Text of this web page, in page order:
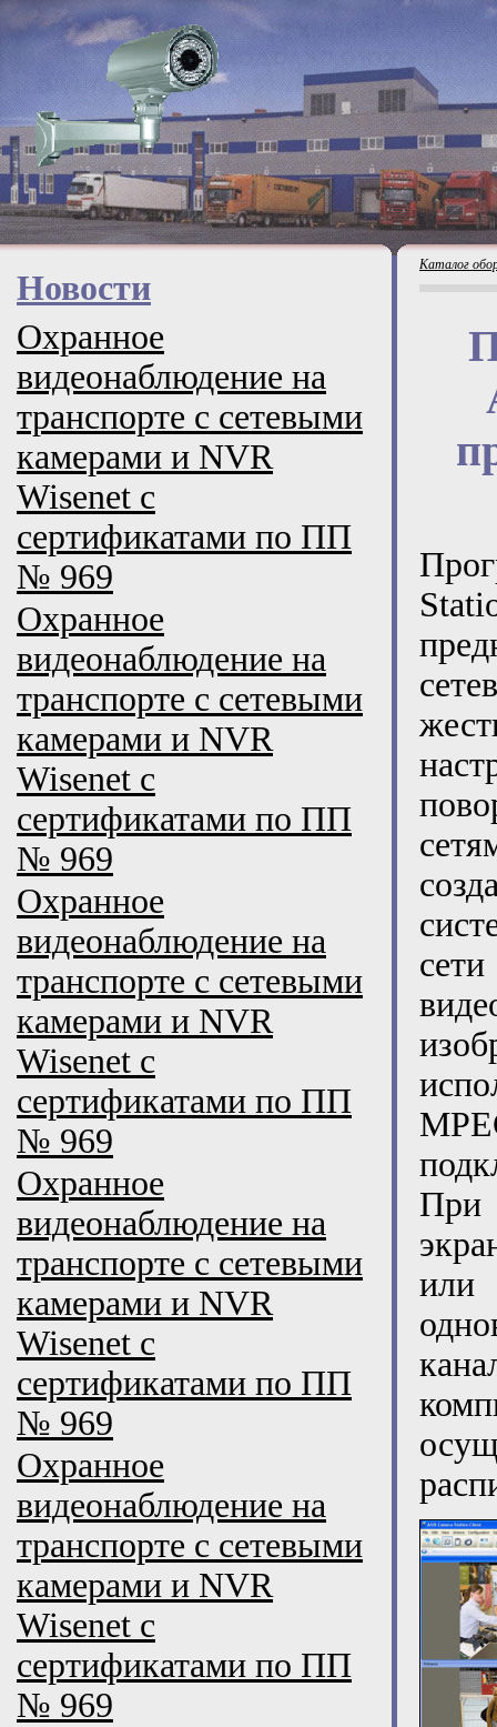
Новости
Охранное
видеонаблюдение на
транспорте с сетевыми
камерами и NVR
Wisenet с
сертификатами по ПП
№ 969
Охранное
видеонаблюдение на
транспорте с сетевыми
камерами и NVR
Wisenet с
сертификатами по ПП
№ 969
Охранное
видеонаблюдение на
транспорте с сетевыми
камерами и NVR
Wisenet с
сертификатами по ПП
№ 969
Охранное
видеонаблюдение на
транспорте с сетевыми
камерами и NVR
Wisenet с
сертификатами по ПП
№ 969
Охранное
видеонаблюдение на
транспорте с сетевыми
камерами и NVR
Wisenet с
сертификатами по ПП
№ 969
Каталог
При